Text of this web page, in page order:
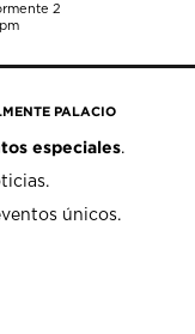
2
PALACIO
especiales.
únicos.